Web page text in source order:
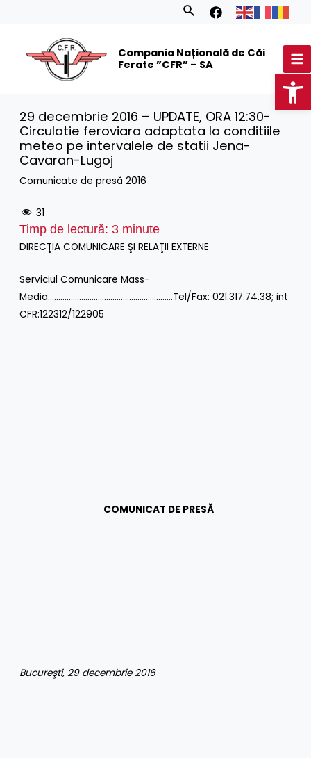
Search
Compania Națională de Căi
Ferate ”CFR” – SA
29 decembrie 2016 – UPDATE, ORA 12:30-
Circulatie feroviara adaptata la conditiile
meteo pe intervalele de statii Jena-
Cavaran-Lugoj
Comunicate de presă 2016
31
Timp de lectură: 3 minute
DIRECŢIA COMUNICARE ŞI RELAŢII EXTERNE
Serviciul Comunicare Mass-
Media……………………………………………………Tel/Fax: 021.317.74.38; int
CFR:122312/122905
COMUNICAT DE PRESĂ
Bucureşti, 29 decembrie 2016